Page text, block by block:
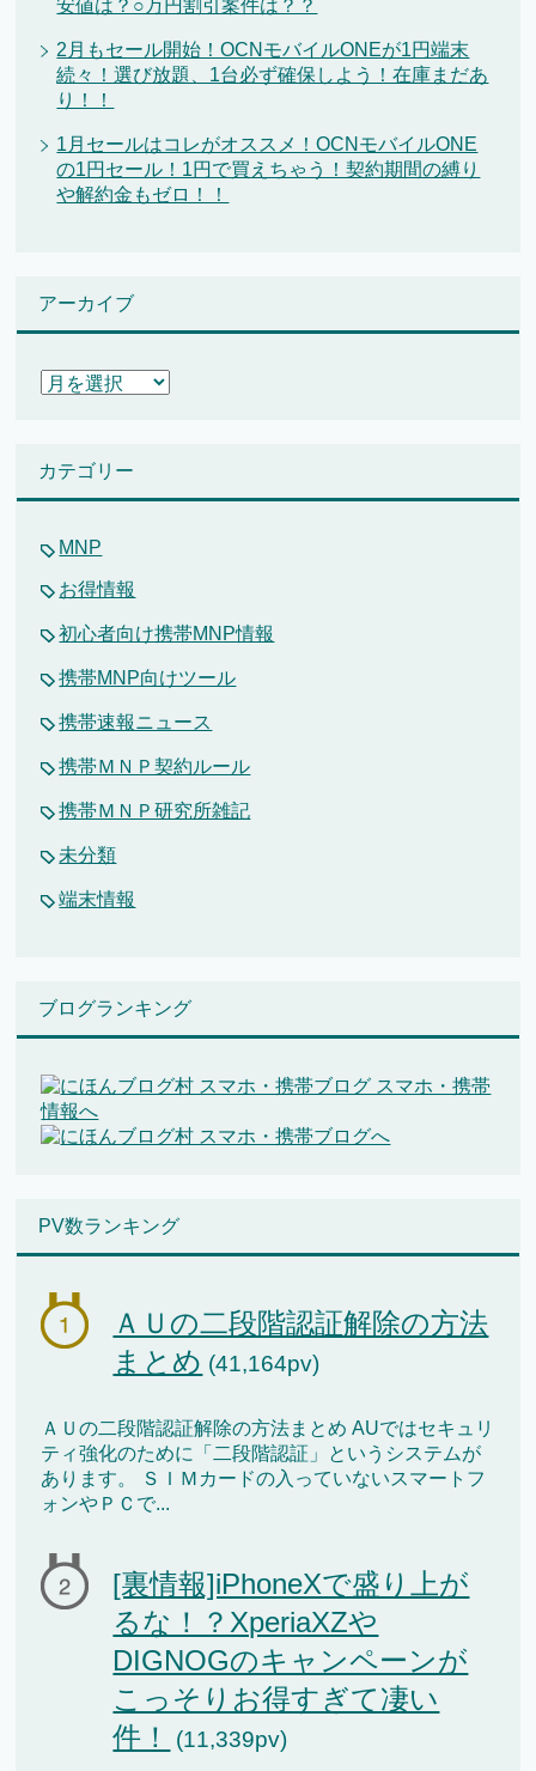
安値は？○万円割引案件は？？
2月もセール開始！OCNモバイルONEが1円端末
続々！選び放題、1台必ず確保しよう！在庫まだあ
り！！
1月セールはコレがオススメ！OCNモバイルONE
の1円セール！1円で買えちゃう！契約期間の縛り
や解約金もゼロ！！
アーカイブ
ア
ブ
カテゴリー
MNP
お得情報
初心者向け携帯MNP情報
携帯MNP向けツール
携帯速報ニュース
携帯ＭＮＰ契約ルール
携帯ＭＮＰ研究所雑記
未分類
端末情報
ブログランキング
PV数ランキング
ＡＵの二段階認証解除の方法
まとめ (41,164pv)
ＡＵの二段階認証解除の方法まとめ AUではセキュリ
ティ強化のために「二段階認証」というシステムが
あります。 ＳＩＭカードの入っていないスマートフ
ォンやＰＣで...
[裏情報]iPhoneXで盛り上が
るな！？XperiaXZや
DIGNOGのキャンペーンが
こっそりお得すぎて凄い
件！
(11,339pv)